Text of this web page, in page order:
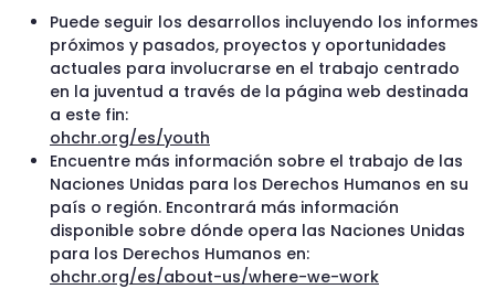
Puede seguir los desarrollos incluyendo los informes
próximos y pasados, proyectos y oportunidades
actuales para involucrarse en el trabajo centrado
en la juventud a través de la página web destinada
a este fin:
ohchr.org/es/youth
Encuentre más información sobre el trabajo de las
Naciones Unidas para los Derechos Humanos en su
país o región. Encontrará más información
disponible sobre dónde opera las Naciones Unidas
para los Derechos Humanos en:
ohchr.org/es/about-us/where-we-work